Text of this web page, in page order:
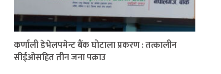
कर्णाली डेभेलपमेन्ट बैंक घोटाला प्रकरण : तत्कालीन
सीईओसहित तीन जना पक्राउ